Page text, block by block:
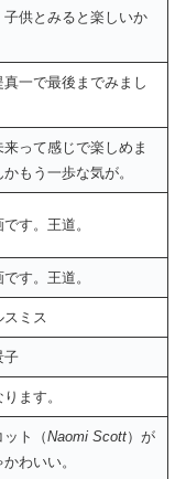
子供とみると楽しいか
一で最後までみまし
来って感じで楽しめま
もう一歩な気が。
す。王道。
す。王道。
ミス
子
ます。
ット（Naomi Scott）が
わいい。